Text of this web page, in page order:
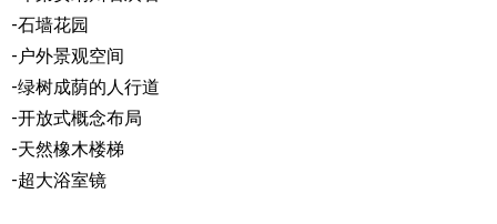
-石墙花园
-户外景观空间
-绿树成荫的人行道
-开放式概念布局
-天然橡木楼梯
-超大浴室镜